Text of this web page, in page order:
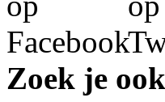
Zoek je